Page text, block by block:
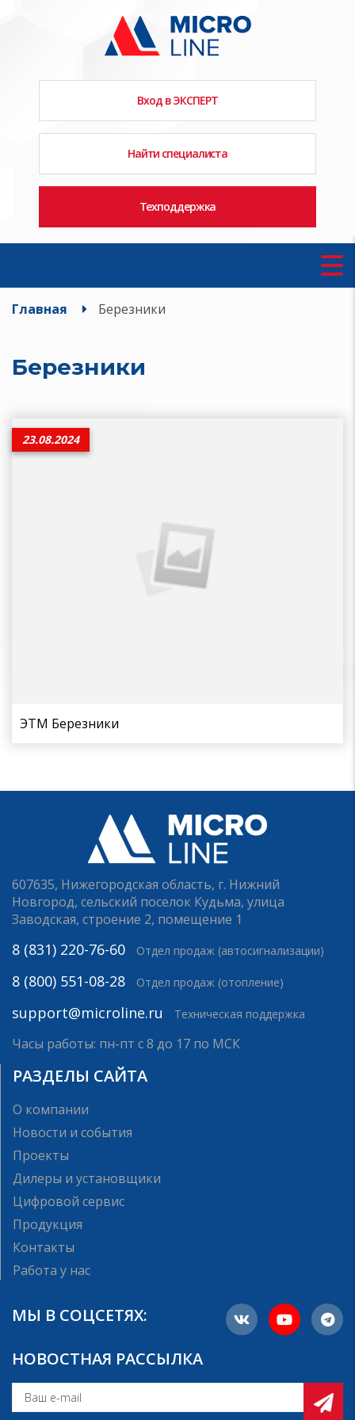
Вход в ЭКСПЕРТ
Найти специалиста
Техподдержка
Главная Березники
Березники
23.08.2024
ЭТМ Березники
607635, Нижегородская область, г. Нижний
Новгород, сельский поселок Кудьма, улица
Заводская, строение 2, помещение 1
8 (831) 220-76-60 Отдел продаж (автосигнализации)
8 (800) 551-08-28 Отдел продаж (отопление)
support@microline.ru Техническая поддержка
Часы работы: пн-пт с 8 до 17 по МСК
РАЗДЕЛЫ САЙТА
О компании
Новости и события
Проекты
Дилеры и установщики
Цифровой сервис
Продукция
Контакты
Работа у нас
МЫ В СОЦСЕТЯХ:
НОВОСТНАЯ РАССЫЛКА